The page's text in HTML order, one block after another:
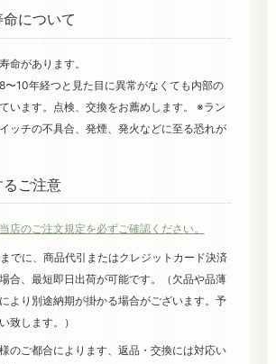
について
命があります。
〜10年経つと見た目に異常がなくても内部の
います。点検、交換をお薦めします。 ※ラン
ッチの不具合、発煙、発火などに至る恐れが
るご注意
店のご注文規定を必ずご確認ください。
でに、商品代引またはクレジットカード決済
合、最短即日出荷が可能です。（欠品や品薄
より別途納期が掛かる場合がございます。予
致します。）
のご都合によります、返品・交換には対応い